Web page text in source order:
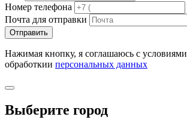
Номер телефона
Почта для отправки
Отправить
Нажимая кнопку, я соглашаюсь с условиями
обработкии персональных данных
Выберите город